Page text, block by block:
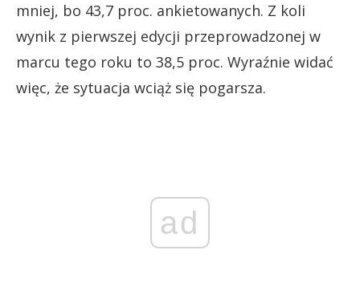
mniej, bo 43,7 proc. ankietowanych. Z koli
wynik z pierwszej edycji przeprowadzonej w
marcu tego roku to 38,5 proc. Wyraźnie widać
więc, że sytuacja wciąż się pogarsza.
ad